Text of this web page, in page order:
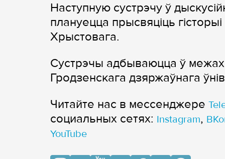
Наступную сустрэчу ў
плануецца прысвяціць
Хрыстовага.
Сустрэчы адбываюцца ў межах
Гродзенскага дзяржаўнага
Читайте нас в мессенджере
cоциальных сетях: Instagram,
YouTube